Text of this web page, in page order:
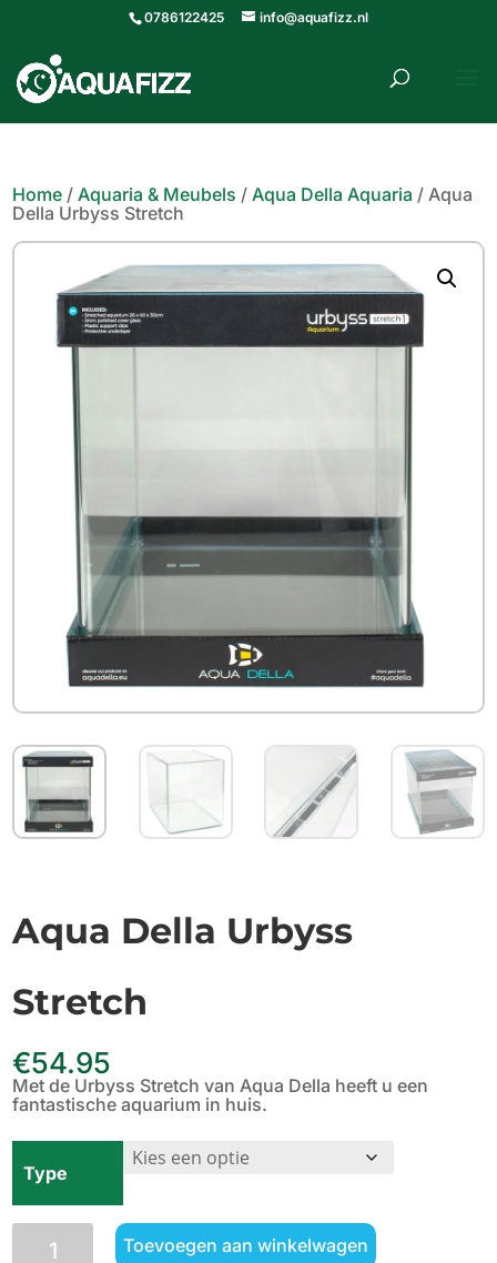
0786122425 info@aquafizz.nl
Home /Aquaria & Meubels /Aqua Della Aquaria / Aqua
Della Urbyss Stretch
Aqua Della Urbyss
Stretch
€54.95
Met de Urbyss Stretch van Aqua Della heeft u een
fantastische aquarium in huis.
Type
Aqua
Della
Toevoegen aan winkelwagen